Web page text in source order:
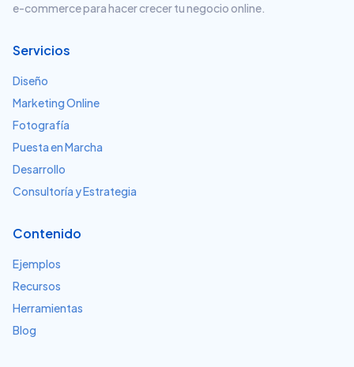
e-commerce para hacer crecer tu negocio online.
Servicios
Diseño
Marketing Online
Fotografía
Puesta en Marcha
Desarrollo
Consultoría y Estrategia
Contenido
Ejemplos
Recursos
Herramientas
Blog